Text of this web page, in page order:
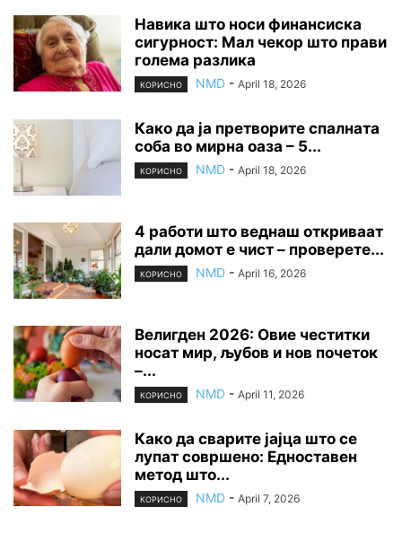
Навика што носи финансиска
сигурност: Мал чекор што прави
голема разлика
КОРИСНО NMD - April 18, 2026
Како да ја претворите спалната
соба во мирна оаза – 5...
КОРИСНО NMD - April 18, 2026
4 работи што веднаш откриваат
дали домот е чист – проверете...
КОРИСНО NMD - April 16, 2026
Велигден 2026: Овие честитки
носат мир, љубов и нов почеток
–...
КОРИСНО NMD - April 11, 2026
Како да сварите јајца што се
лупат совршено: Едноставен
метод што...
КОРИСНО NMD - April 7, 2026